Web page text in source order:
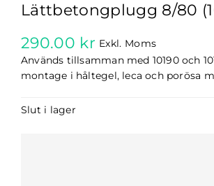
Lättbetongplugg 8/80
290.00 kr Exkl. Moms
Används tillsamman med 10190 och
montage i håltegel, leca och porösa
Slut i lager